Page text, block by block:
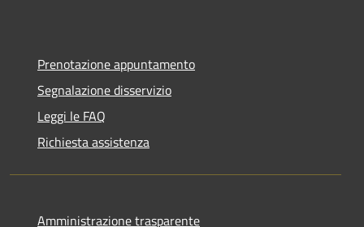
Prenotazione appuntamento
Segnalazione disservizio
Leggi le FAQ
Richiesta assistenza
Amministrazione trasparente